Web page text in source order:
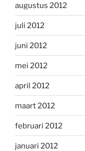
augustus 2012
juli 2012
juni 2012
mei 2012
april 2012
maart 2012
februari 2012
januari 2012